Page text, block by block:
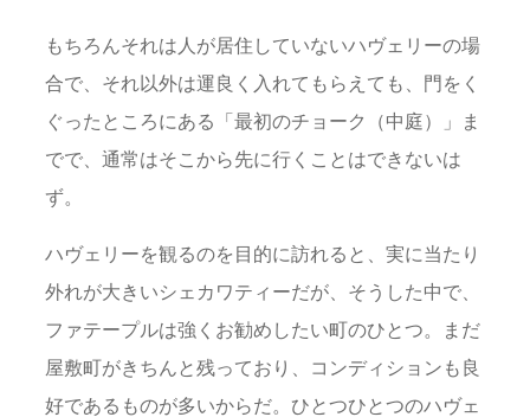
もちろんそれは人が居住していないハヴェリーの場
合で、それ以外は運良く入れてもらえても、門をく
ぐったところにある「最初のチョーク（中庭）」ま
でで、通常はそこから先に行くことはできないは
ず。
ハヴェリーを観るのを目的に訪れると、実に当たり
外れが大きいシェカワティーだが、そうした中で、
ファテープルは強くお勧めしたい町のひとつ。まだ
屋敷町がきちんと残っており、コンディションも良
好であるものが多いからだ。ひとつひとつのハヴェ